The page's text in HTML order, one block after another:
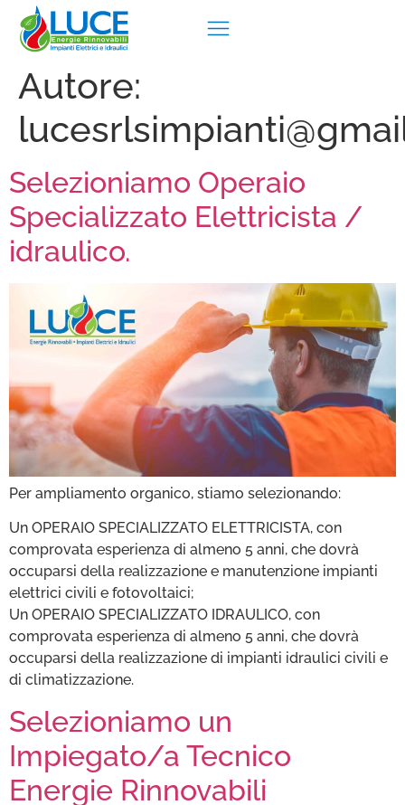
Autore:
Selezioniamo Operaio
Specializzato Elettricista /
idraulico.
Per ampliamento organico, stiamo selezionando:
Un OPERAIO SPECIALIZZATO ELETTRICISTA, con
comprovata esperienza di almeno 5 anni, che dovrà
occuparsi della realizzazione e manutenzione impianti
elettrici civili e fotovoltaici;
Un OPERAIO SPECIALIZZATO IDRAULICO, con
comprovata esperienza di almeno 5 anni, che dovrà
occuparsi della realizzazione di impianti idraulici civili e
di climatizzazione.
Selezioniamo un
Impiegato/a Tecnico
Energie Rinnovabili